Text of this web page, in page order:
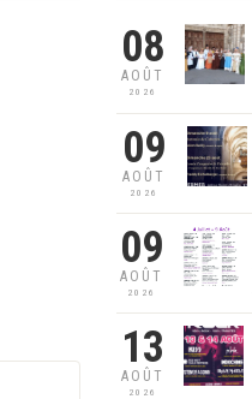
08
AOÛT
2026
09
AOÛT
2026
09
AOÛT
2026
13
AOÛT
2026